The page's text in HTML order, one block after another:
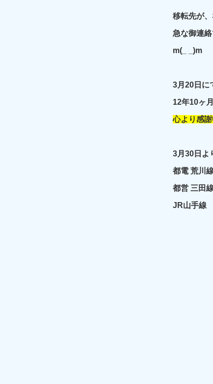
移転先が
急な御連
m(_ _)m
3月20日に
12年10ヶ
心より感
3月30日よ
都電 荒川
都営 三田
JR山手